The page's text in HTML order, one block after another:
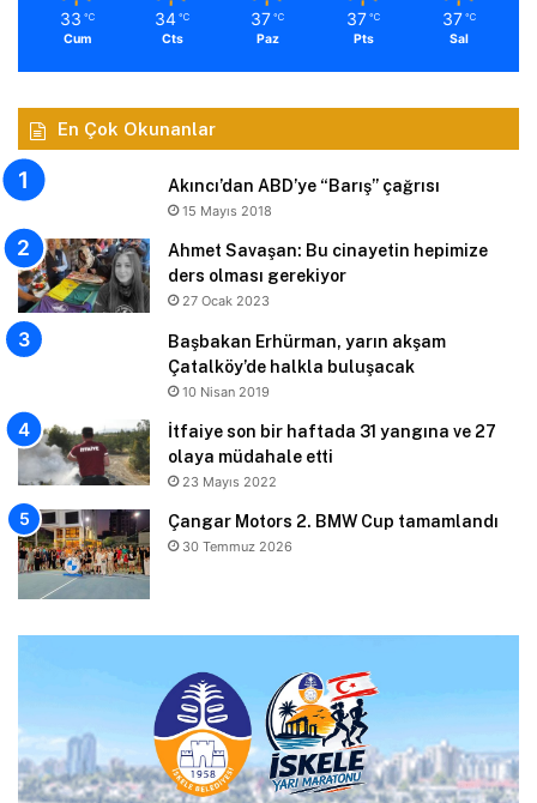
33 ℃
Cum
34 ℃
Cts
37 ℃
Paz
37 ℃
Pts
37 ℃
Sal
En Çok Okunanlar
Akıncı’dan ABD’ye “Barış” çağrısı
15 Mayıs 2018
Ahmet Savaşan: Bu cinayetin hepimize
ders olması gerekiyor
27 Ocak 2023
Başbakan Erhürman, yarın akşam
Çatalköy’de halkla buluşacak
10 Nisan 2019
İtfaiye son bir haftada 31 yangına ve 27
olaya müdahale etti
23 Mayıs 2022
Çangar Motors 2. BMW Cup tamamlandı
30 Temmuz 2026